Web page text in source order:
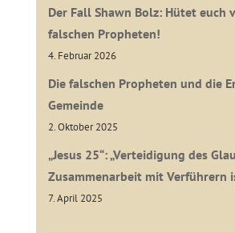
Der Fall Shawn Bolz: Hütet euch
falschen Propheten!
4. Februar 2026
Die falschen Propheten und die
Gemeinde
2. Oktober 2025
„Jesus 25“: „Verteidigung des
Zusammenarbeit mit Verführern
7. April 2025